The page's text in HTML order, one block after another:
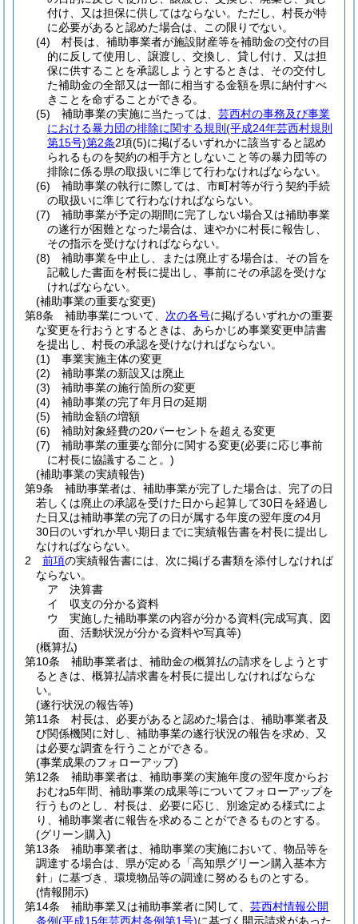
付け、又は担保に供してはならない。 ただし、村長が特
に必要があると認めた場合は、この限りでない。
(4)
村長は、補助事業者が施設財産等を補助金の交付の目
的に反して使用し、譲渡し、交換し、貸し付け、又は担
保に供することを承認しようとするときは、その交付し
た補助金の全部又は一部に相当する金額を県に納付すべ
きことを命ずることができる。
(5)
補助事業の実施に当たっては、 芸西村の事務及び事業
における暴力団の排除に関する規則 (平成24年芸西村規則
第15号)第2条2項(5)に掲げるいずれかに該当すると認め
られるものを契約の相手方としないこと等の暴力団等の
排除に係る県の取扱いに準じて行わなければならない。
(6)
補助事業の執行に際しては、市町村等が行う契約手続
の取扱いに準じて行わなければならない。
(7)
補助事業が予定の期間に完了しない場合又は補助事業
の遂行が困難となった場合は、速やかに村長に報告し、
その指示を受けなければならない。
(8)
補助事業を中止し、または廃止する場合は、その旨を
記載した書面を村長に提出し、事前にその承認を受けな
ければならない。
(補助事業の重要な変更)
第8条
補助事業について、 次の各号に掲げるいずれかの重要
な変更を行おうとするときは、あらかじめ事業変更申請書
を提出し、村長の承認を受けなければならない。
(1)
事業実施主体の変更
(2)
補助事業の新設又は廃止
(3)
補助事業の施行箇所の変更
(4)
補助事業の完了年月日の延期
(5)
補助金額の増額
(6)
補助対象経費の20パーセントを超える変更
(7)
補助事業の重要な部分に関する変更(必要に応じ事前
に村長に協議すること。)
(補助事業の実績報告)
第9条
補助事業者は、補助事業が完了した場合は、完了の日
若しくは廃止の承認を受けた日から起算して30日を経過し
た日又は補助事業の完了の日が属する年度の翌年度の4月
30日のいずれか早い期日までに実績報告書を村長に提出し
なければならない。
2
前項の実績報告書には、次に掲げる書類を添付しなければ
ならない。
ア 決算書
イ 収支の分かる資料
ウ 実施した補助事業の内容が分かる資料(完成写真、図
面、活動状況が分かる資料や写真等)
(概算払)
第10条
補助事業者は、補助金の概算払の請求をしようとす
るときは、概算払請求書を村長に提出しなければならな
い。
(遂行状況の報告等)
第11条
村長は、必要があると認めた場合は、補助事業者及
び関係機関に対し、補助事業の遂行状況の報告を求め、又
は必要な調査を行うことができる。
(事業成果のフォローアップ)
第12条
補助事業者は、補助事業の実施年度の翌年度からお
おむね5年間、補助事業の成果等についてフォローアップを
行うものとし、村長は、必要に応じ、別途定める様式によ
り、補助事業者に報告を求めることができるものとする。
(グリーン購入)
第13条
補助事業者は、補助事業の実施において、物品等を
調達する場合は、県が定める「高知県グリーン購入基本方
針」に基づき、環境物品等の調達に努めるものとする。
(情報開示)
第14条
補助事業又は補助事業者に関して、 芸西村情報公開
条例(平成15年芸西村条例第1号)に基づく開示請求があった